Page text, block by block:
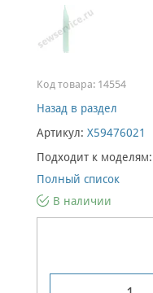
Код товара: 14554
Назад в раздел
Артикул: X59476021
Подходит к моделям:
Полный список
В наличии